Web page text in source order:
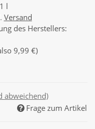
l
Versand
des Herstellers:
9,99 €)
abweichend)
Frage zum Artikel